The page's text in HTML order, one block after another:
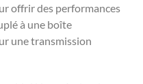
offrir des performances
à une boîte
une transmission